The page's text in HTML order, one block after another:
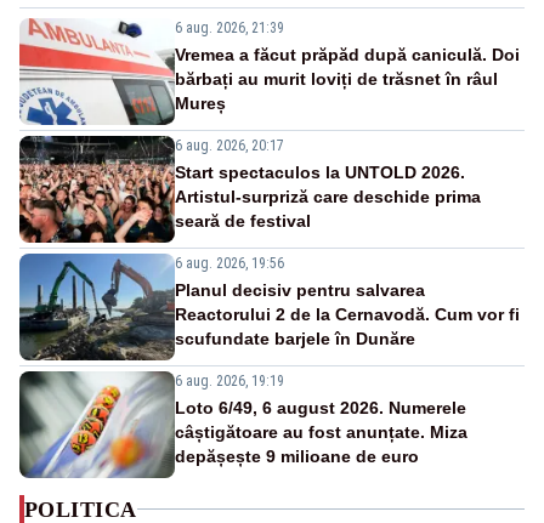
6 aug. 2026, 21:39
Vremea a făcut prăpăd după caniculă. Doi
bărbați au murit loviți de trăsnet în râul
Mureș
6 aug. 2026, 20:17
Start spectaculos la UNTOLD 2026.
Artistul-surpriză care deschide prima
seară de festival
6 aug. 2026, 19:56
Planul decisiv pentru salvarea
Reactorului 2 de la Cernavodă. Cum vor fi
scufundate barjele în Dunăre
6 aug. 2026, 19:19
Loto 6/49, 6 august 2026. Numerele
câștigătoare au fost anunțate. Miza
depășește 9 milioane de euro
POLITICA